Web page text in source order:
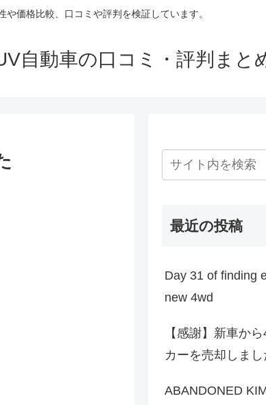
価格比較、口コミや評判を検証しています。
自動車の口コミ・評判まと
最近の投稿
Day 31 of finding
new 4wd
【感謝】新車か
カーを売却しまし
ABANDONED